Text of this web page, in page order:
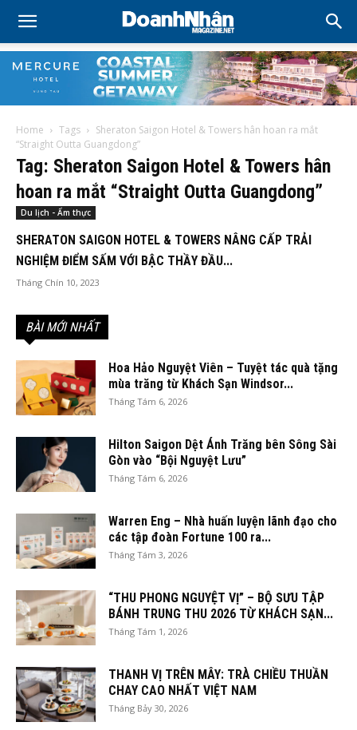
Home Tags
Sheraton Saigon Hotel & Towers hân hoan ra mắt
“Straight Outta Guangdong”
Tag: Sheraton Saigon Hotel & Towers hân
hoan ra mắt “Straight Outta Guangdong”
Du lịch - Ẩm thực
SHERATON SAIGON HOTEL & TOWERS NÂNG CẤP TRẢI
NGHIỆM ĐIỂM SẤM VỚI BẬC THẦY ĐẦU...
Tháng Chín 10, 2023
BÀI MỚI NHẤT
Hoa Hảo Nguyệt Viên – Tuyệt tác quà tặng
mùa trăng từ Khách Sạn Windsor...
Tháng Tám 6, 2026
Hilton Saigon Dệt Ánh Trăng bên Sông Sài
Gòn vào “Bội Nguyệt Lưu”
Tháng Tám 6, 2026
Warren Eng – Nhà huấn luyện lãnh đạo cho
các tập đoàn Fortune 100 ra...
Tháng Tám 3, 2026
“THU PHONG NGUYỆT VỊ” – BỘ SƯU TẬP
BÁNH TRUNG THU 2026 TỪ KHÁCH SẠN...
Tháng Tám 1, 2026
THANH VỊ TRÊN MÂY: TRÀ CHIỀU THUẦN
CHAY CAO NHẤT VIỆT NAM
Tháng Bảy 30, 2026